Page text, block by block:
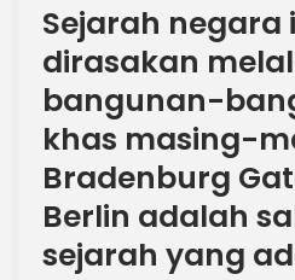
Sejarah negara
dirasakan
bangunan-
khas masing-
Bradenburg
Berlin adalah
sejarah yang